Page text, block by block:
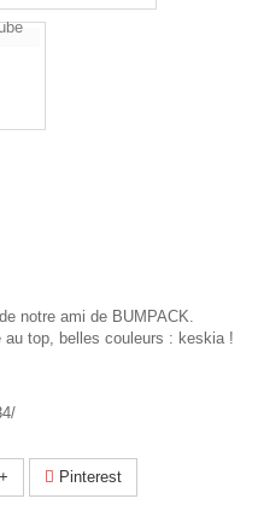
notre ami de BUMPACK.
au top, belles couleurs : keskia !
Pinterest